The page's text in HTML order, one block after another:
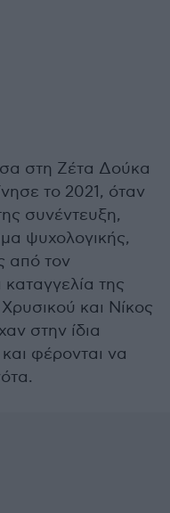
στη Ζέτα Δούκα
το 2021, όταν
συνέντευξη,
ψυχολογικής,
από τον
της
και Νίκος
στην ίδια
φέρονται να